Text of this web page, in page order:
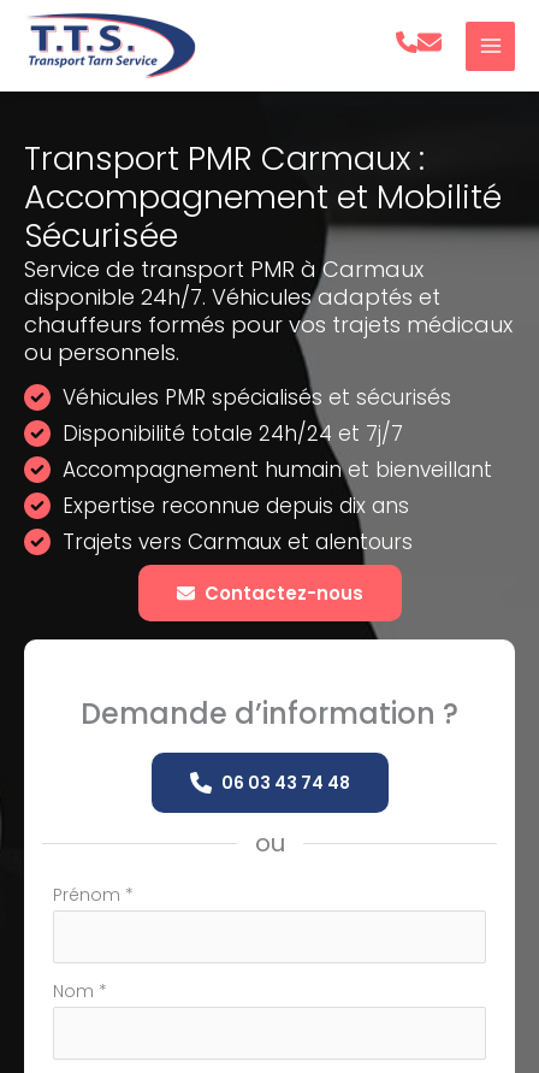
Aller
Transport PMR Carmaux :
Accompagnement et Mobilité
Sécurisée
Service de transport PMR à Carmaux
disponible 24h/7. Véhicules adaptés et
chauffeurs formés pour vos trajets médicaux
ou personnels.
Véhicules PMR spécialisés et sécurisés
Disponibilité totale 24h/24 et 7j/7
Accompagnement humain et bienveillant
Expertise reconnue depuis dix ans
Trajets vers Carmaux et alentours
Contactez-nous
Demande d’information ?
06 03 43 74 48
ou
Formulaire
téléphone
Prénom *
Nom *